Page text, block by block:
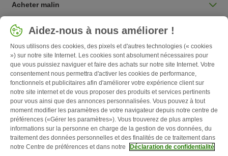
Acheter malin
Sélectionnez votre pays
Belgique / BE
Follow zooplus
Aidez-nous à nous améliorer !
Nous utilisons des cookies, des pixels et d'autres technologies (« cookies
») sur notre site Internet. Les cookies sont absolument nécessaires pour
que vous puissiez naviguer et faire des achats sur notre site Internet. Votre
consentement nous permettra d'activer les cookies de performance,
fonctionnels et publicitaires afin d'améliorer votre expérience client sur
notre site internet et de vous proposer des produits et services pertinents
pour vous ainsi que des annonces personnalisées. Vous pouvez à tout
moment modifier les paramètres de votre navigateur depuis notre centre de
préférences («Gérer les paramètres»). Vous trouverez de plus amples
informations sur la personne en charge de la gestion de vos données, du
traitement des données personnelles et des finalités de ce traitement dans
notre Centre de préférences et dans notre
Déclaration de confidentialité